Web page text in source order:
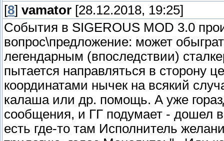
[8] vamator [28.12.2018, 19:25]
События в SIGEROUS MOD 3.0
вопрос\предложение: может
легендарным (впоследствии)
пытается направляться в сторону
координатами нычек на всякий
калаша или др. помощь. А уже
сообщения, и ГГ подумает - дошел
есть где-то там Исполнитель